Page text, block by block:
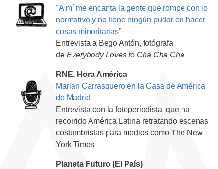
"A mí me encanta la gente que rompe con lo
normativo y no tiene ningún pudor en hacer
cosas minoritarias”
Entrevista a Bego Antón, fotógrafa
de Everybody Loves to Cha Cha Cha
RNE. Hora América
Marian Carrasquero en la Casa de América
de Madrid
Entrevista con la fotoperiodista, que ha
recorrido América Latina retratando escenas
costumbristas para medios como The New
York Times
Planeta Futuro (El País)